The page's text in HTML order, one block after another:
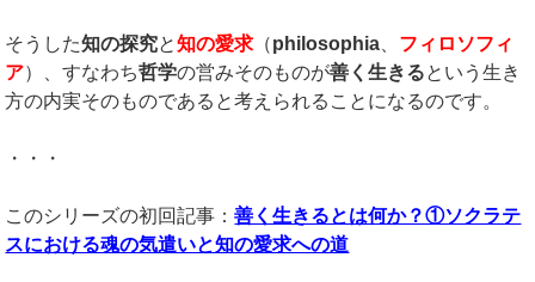
そうした知の探究と知の愛求（philosophia、 フィロソフィ
ア）、すなわち哲学の営みそのものが善く生きるという生き
方の内実そのものであると考えられることになるのです。
・・・
このシリーズの初回記事：善く生きるとは何か？①ソクラテ
スにおける魂の気遣いと知の愛求への道